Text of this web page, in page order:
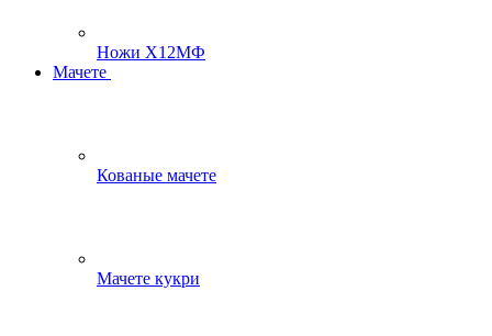
Ножи Х12МФ
Мачете
Кованые мачете
Мачете кукри